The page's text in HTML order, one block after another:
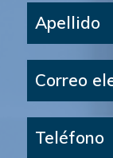
Apellido
Correo
Teléfono